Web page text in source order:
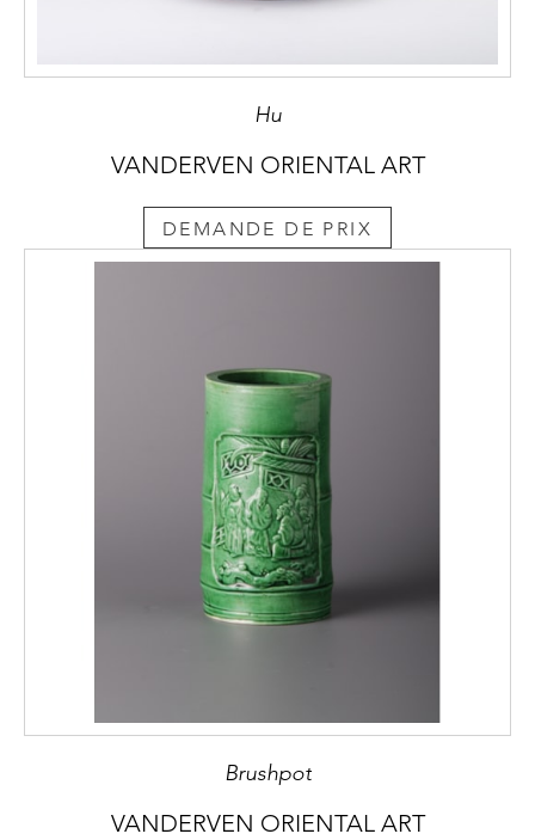
Hu
VANDERVEN ORIENTAL ART
DEMANDE DE PRIX
Brushpot
VANDERVEN ORIENTAL ART